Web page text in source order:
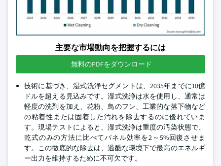
主要な市場動向を把握するには
無料のPDFをダウンロード
技術に基づき、湿式洗浄セグメントは、2035年までに10億
ドルを超える見込みです。湿式洗浄は水を使用し、通常は
軽度の洗剤を加え、花粉、鳥のフン、工業的な落下物など
の粘着性または固着した汚れを除去するのに優れていま
す。現場テストによると、湿式洗浄は重度の汚染状態で、
乾式のみの方法に比べてパネル効率を2～5%回復させま
す。この徹底的な除去は、過酷な環境下で最高のエネルギ
ー出力を維持するために不可欠です。